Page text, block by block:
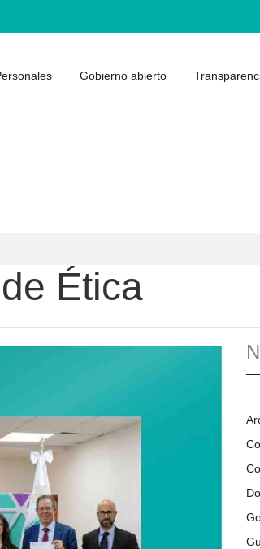
Gobierno abierto
Ética